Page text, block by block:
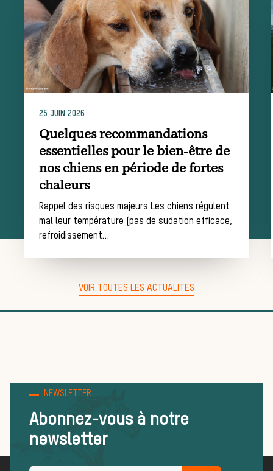
d’une journée
de chasse
Trouver un
équipage
Règles et
pratiques
25 JUIN 2026
Quelques recommandations
essentielles pour le bien-être de
nos chiens en période de fortes
chaleurs
Rappel des risques majeurs Les chiens régulent
mal leur température (pas de sudation efficace,
refroidissement…
VOIR TOUTES LES ACTUALITES
NEWSLETTER
Abonnez-vous à notre
newsletter